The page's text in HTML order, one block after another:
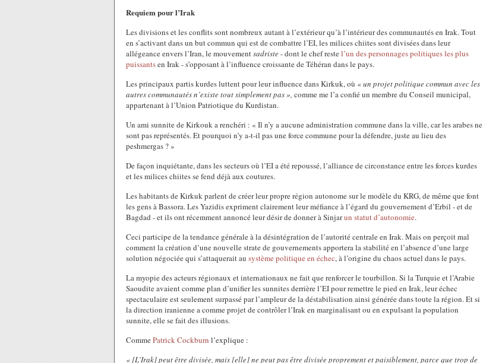
Requiem pour l’Irak
Les divisions et les conflits sont nombreux autant à l’extérieur qu’à l’intérieur des communautés en Irak. Tout
en s’activant dans un but commun qui est de combattre l’EI, les milices chiites sont divisées dans leur
allégeance envers l’Iran, le mouvementsadriste- dont le chef restel’un des personnages politiques les plus
puissantsen Irak - s’opposant à l’influence croissante de Téhéran dans le pays.
Les principaux partis kurdes luttent pour leur influence dans Kirkuk, où « un projet politique commun avec les
autres communautés n’existe tout simplement pas », comme me l’a confié un membre du Conseil municipal,
appartenant à l’Union Patriotique du Kurdistan.
Un ami sunnite de Kirkouk a renchéri : « Il n’y a aucune administration commune dans la ville, car les arabes ne
sont pas représentés. Et pourquoi n’y a-t-il pas une force commune pour la défendre, juste au lieu des
peshmergas ? »
De façon inquiétante, dans les secteurs où l’EI a été repoussé, l’alliance de circonstance entre les forces kurdes
et les milices chiites se fend déjà aux coutures.
Les habitants de Kirkuk parlent de créer leur propre région autonome sur le modèle du KRG, de même que font
les gens à Bassora. Les Yazidis expriment clairement leur méfiance à l’égard du gouvernement d’Erbil - et de
Bagdad - et ils ont récemment annoncé leur désir de donner à Sinjarun statut d’autonomie.
Ceci participe de la tendance générale à la désintégration de l’autorité centrale en Irak. Mais on perçoit mal
comment la création d’une nouvelle strate de gouvernements apportera la stabilité en l’absence d’une large
solution négociée qui s’attaquerait au système politique en échec, à l’origine du chaos actuel dans le pays.
La myopie des acteurs régionaux et internationaux ne fait que renforcer le tourbillon. Si la Turquie et l’Arabie
Saoudite avaient comme plan d’unifier les sunnites derrière l’EI pour remettre le pied en Irak, leur échec
spectaculaire est seulement surpassé par l’ampleur de la déstabilisation ainsi générée dans toute la région. Et si
la direction iranienne a comme projet de contrôler l’Irak en marginalisant ou en expulsant la population
sunnite, elle se fait des illusions.
CommePatrick Cockburn l’explique :
« [L’Irak] peut être divisée, mais [elle] ne peut pas être divisée proprement et paisiblement, parce que trop de